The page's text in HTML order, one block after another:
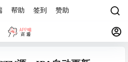
帮助 签到 赞助